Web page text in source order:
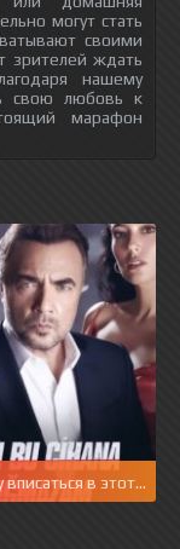
могут стать
своими
зрителей ждать
нашему
свою любовь к
марафон
в этот мир